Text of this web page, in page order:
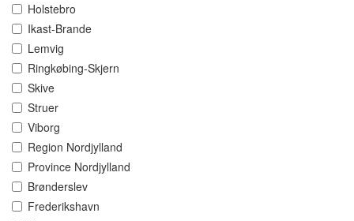
Holstebro
Ikast-Brande
Lemvig
Ringkøbing-Skjern
Skive
Struer
Viborg
Region Nordjylland
Province Nordjylland
Brønderslev
Frederikshavn